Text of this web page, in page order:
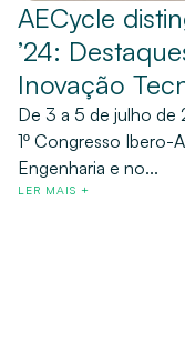
AECycle
’24:
Inovação
De 3 a 5 de julho de
1º Congresso Ibero-
Engenharia e no...
LER MAIS +